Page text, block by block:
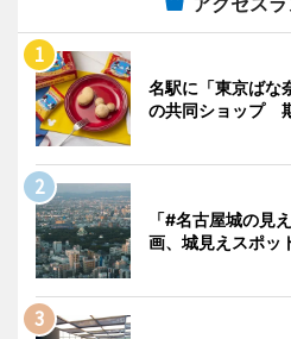
名駅に「東京ばな
の共同ショップ
「#名古屋城の
画、城見えスポッ